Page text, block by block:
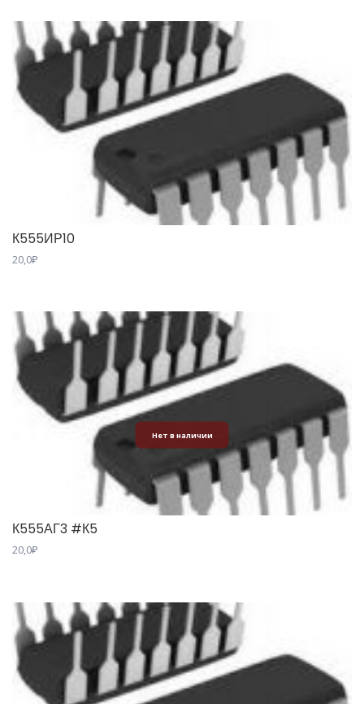
К555ИР10
20,0₽
Нет в наличии
К555АГ3 #К5
20,0₽